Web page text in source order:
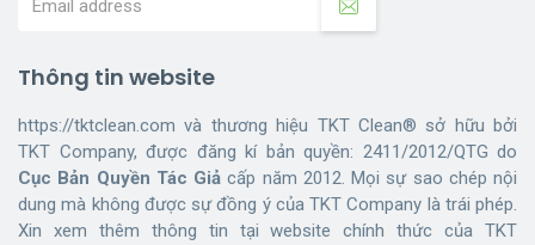
Thông tin website
https://tktclean.com và thương hiệu TKT Clean® sở hữu bởi
TKT Company, được đăng kí bản quyền: 2411/2012/QTG do
Cục Bản Quyền Tác Giả cấp năm 2012. Mọi sự sao chép nội
dung mà không được sự đồng ý của TKT Company là trái phép.
Xin xem thêm thông tin tại website chính thức của TKT